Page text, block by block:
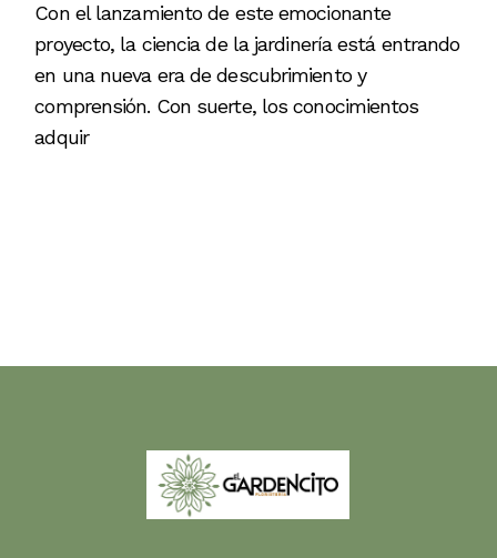
Con el lanzamiento de este emocionante
proyecto, la ciencia de la jardinería está entrando
en una nueva era de descubrimiento y
comprensión. Con suerte, los conocimientos
adquir